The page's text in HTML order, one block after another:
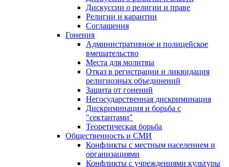
Дискуссии о религии и праве
Религии и карантин
Соглашения
Гонения
Административное и полицейское
вмешательство
Места для молитвы
Отказ в регистрации и ликвидация
религиозных объединений
Защита от гонений
Негосударственная дискриминация
Дискриминация и борьба с
"сектантами"
Теоретическая борьба
Общественность и СМИ
Конфликты с местным населением и
организациями
Конфликты с учреждениями культуры